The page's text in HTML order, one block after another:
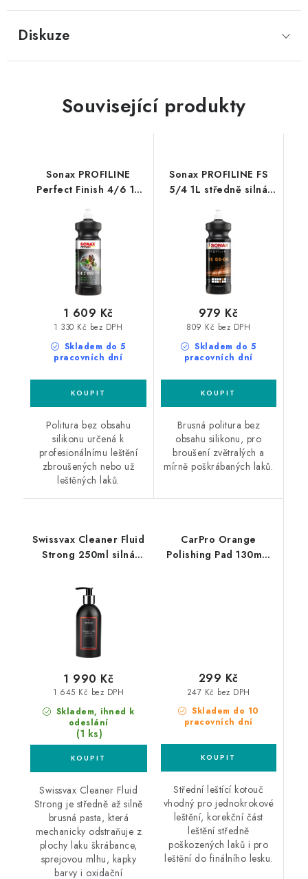
Diskuze
Související produkty
Sonax PROFILINE
Perfect Finish 4/6 1L
Skladem do 5
pracovních dní
1 330 Kč bez DPH
1 609 Kč
Politura bez obsahu
silikonu určená k
profesionálnímu leštění
zbroušených nebo už
leštěných laků.
Sonax PROFILINE FS
5/4 1L středně silná
Skladem do 5
pracovních dní
809 Kč bez DPH
979 Kč
Brusná politura bez
obsahu silikonu, pro
broušení zvětralých a
mírně poškrábaných laků.
Swissvax Cleaner Fluid
Strong 250ml silná
Skladem, ihned k
odeslání
(1 ks)
1 645 Kč bez DPH
1 990 Kč
Swissvax Cleaner Fluid
Strong je středně až silně
brusná pasta, která
mechanicky odstraňuje z
plochy laku škrábance,
sprejovou mlhu, kapky
barvy i oxidační
CarPro Orange
Polishing Pad 130mm
Skladem do 10
pracovních dní
247 Kč bez DPH
299 Kč
Střední leštící kotouč
vhodný pro jednokrokové
leštění, korekční část
leštění středně
poškozených laků i pro
leštění do finálního lesku.